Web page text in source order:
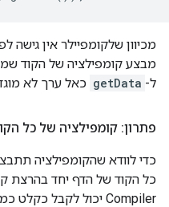
מכיוון שלקומפיילר אין גישה
מבצע קומפילציה של הקוד
ל- getData כאל ערך לא
פתרון: קומפילציה של כל
כדי לוודא שהקומפילציה